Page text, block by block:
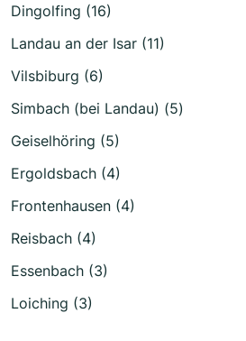
Dingolfing (16)
Landau an der Isar (11)
Vilsbiburg (6)
Simbach (bei Landau) (5)
Geiselhöring (5)
Ergoldsbach (4)
Frontenhausen (4)
Reisbach (4)
Essenbach (3)
Loiching (3)